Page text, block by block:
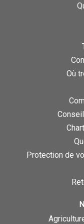
Où
Protection de